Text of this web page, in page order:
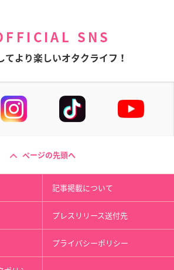
SNS
てより楽しいオタクライフ！
ページの先頭へ
記事掲載について
プレスリリース送付先
プライバシーポリシー